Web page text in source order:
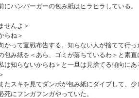
にハンバーガーの包み紙はヒラヒラしている。
せんよ＞
らね＞
かって宣戦布告する。知らない人が捨てて行
包み紙を＜あら、ゴミが落ちているわ＞と素
は知らないからね＞と一旦は見捨てる傾向にあ
たスキを見てダンボが包み紙にダイブして、
死にフンガフンガやっていた。